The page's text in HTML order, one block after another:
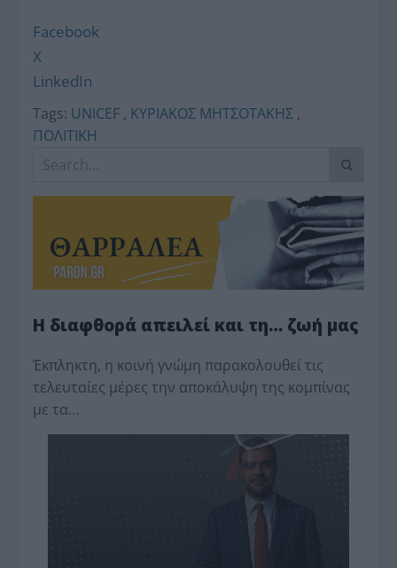
Facebook
X
LinkedIn
Tags: UNICEF , ΚΥΡΙΑΚΟΣ ΜΗΤΣΟΤΑΚΗΣ ,
ΠΟΛΙΤΙΚΗ
Η διαφθορά απειλεί και τη… ζωή μας
Έκπληκτη, η κοινή γνώμη παρακολουθεί τις
τελευταίες μέρες την αποκάλυψη της κο­μπίνας
με τα…